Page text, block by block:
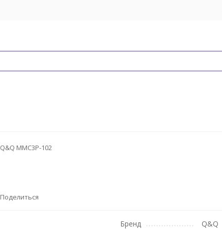
Q&Q MMC3P-102
Поделиться
Бренд
Q&Q